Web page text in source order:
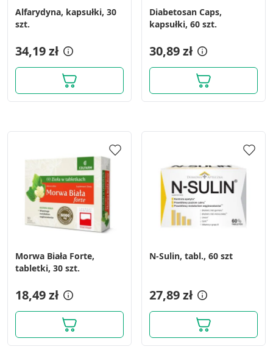
Alfarydyna, kapsułki, 30
szt.
34,19 zł
Diabetosan Caps,
kapsułki, 60 szt.
30,89 zł
Morwa Biała Forte,
tabletki, 30 szt.
18,49 zł
N-Sulin, tabl., 60 szt
27,89 zł
Przechowywanie informacji na urządzeniu
lub dostęp do nich
wyboru reklam
Tworzenie profili w celu
spersonalizowanych reklam
Tworzenie profili w celu personalizacji treści
Wykorzystywanie profili w celu doboru
spersonalizowanych treści
Pomiar efektywności reklam
Pomiar efektywności treści
Rozumienie odbiorców dzięki statystyce lub
kombinacji danych z różnych źródeł
Rozwój i ulepszanie usług
Wykorzystywanie ograniczonych danych do
wyboru treści
Funkcje specjalne IAB: